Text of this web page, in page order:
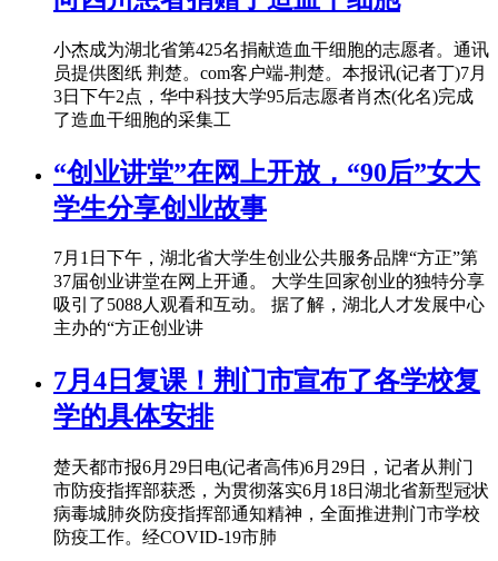
小杰成为湖北省第425名捐献造血干细胞的志愿者。通讯
员提供图纸 荆楚。com客户端-荆楚。本报讯(记者丁)7月
3日下午2点，华中科技大学95后志愿者肖杰(化名)完成
了造血干细胞的采集工
“创业讲堂”在网上开放，“90后”女大
学生分享创业故事
7月1日下午，湖北省大学生创业公共服务品牌“方正”第
37届创业讲堂在网上开通。 大学生回家创业的独特分享
吸引了5088人观看和互动。 据了解，湖北人才发展中心
主办的“方正创业讲
7月4日复课！荆门市宣布了各学校复
学的具体安排
楚天都市报6月29日电(记者高伟)6月29日，记者从荆门
市防疫指挥部获悉，为贯彻落实6月18日湖北省新型冠状
病毒城肺炎防疫指挥部通知精神，全面推进荆门市学校
防疫工作。经COVID-19市肺